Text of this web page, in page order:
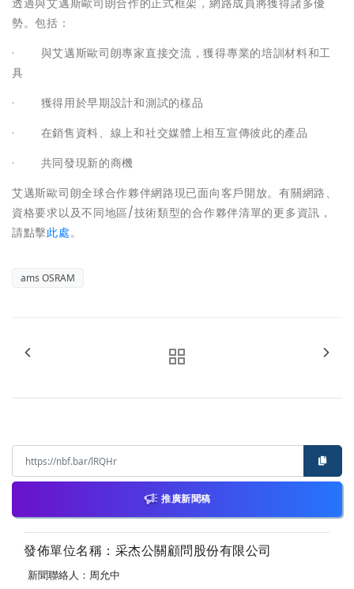
透過與艾邁斯歐司朗合作的正式框架，網路成員將獲得諸多優
勢。包括：
· 與艾邁斯歐司朗專家直接交流，獲得專業的培訓材料和工
具
· 獲得用於早期設計和測試的樣品
· 在銷售資料、線上和社交媒體上相互宣傳彼此的產品
· 共同發現新的商機
艾邁斯歐司朗全球合作夥伴網路現已面向客戶開放。有關網路、
資格要求以及不同地區/技術類型的合作夥伴清單的更多資訊，
請點擊此處。
ams OSRAM
推廣新聞稿
發佈單位名稱：采杰公關顧問股份有限公司
新聞聯絡人：周允中